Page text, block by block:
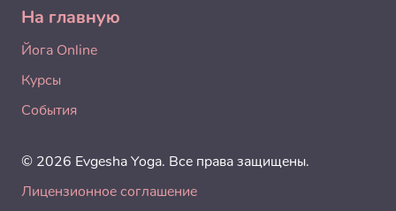
На главную
Йога Online
Курсы
События
© 2026 Evgesha Yoga. Все права защищены.
Лицензионное соглашение